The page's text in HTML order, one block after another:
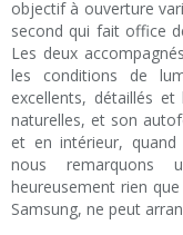
objectif à ouverture
second qui fait office
Les deux
les conditions de
excellents, détaillés
naturelles, et son
et en intérieur, quand
nous remarquons
heureusement rien
Samsung, ne peut